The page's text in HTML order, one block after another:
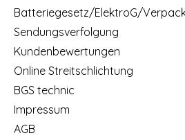
Batteriegesetz/ElektroG/
Sendungsverfolgung
Kundenbewertungen
Online Streitschlichtung
BGS technic
Impressum
AGB